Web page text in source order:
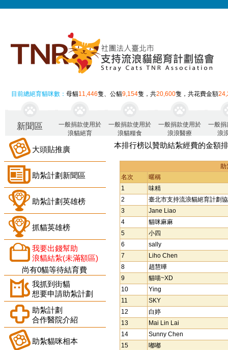
目前總絕育貓咪數：母貓11,446隻、公貓9,154隻，共20,600隻，共花費金額
新聞區
一般捐款使用於
浪貓絕育
一般捐款使用於
浪貓糧食
一般捐款使用於
浪浪醫療
一般捐
浪
大頭貼推廣
助紮計劃新聞區
助紮計劃英雄榜
抓貓英雄榜
我要出錢幫助
浪貓結紮(未滿額區)
尚有0貓等待結育費
我抓到街貓
想要申請助紮計劃
助紮計劃
合作醫院介紹
助紮貓咪相本
本排行榜以贊助結紮經費的金額
助
名次
暱稱
1
味精
2
臺北市支持流浪貓絕育計劃
3
Jane Liao
4
貓咪麻麻
5
小四
6
sally
7
Liho Chen
8
趙慧曄
9
貓喵~XD
10
Ying
11
SKY
12
白婷
13
Mai Lin Lai
14
Sunny Chen
15
嘟嘟